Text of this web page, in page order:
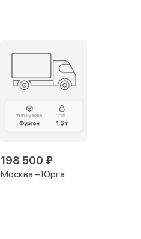
198 500 ₽
Москва – Юрга